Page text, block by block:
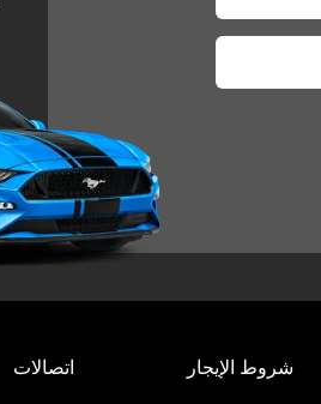
شروط الإيجار اتصالات